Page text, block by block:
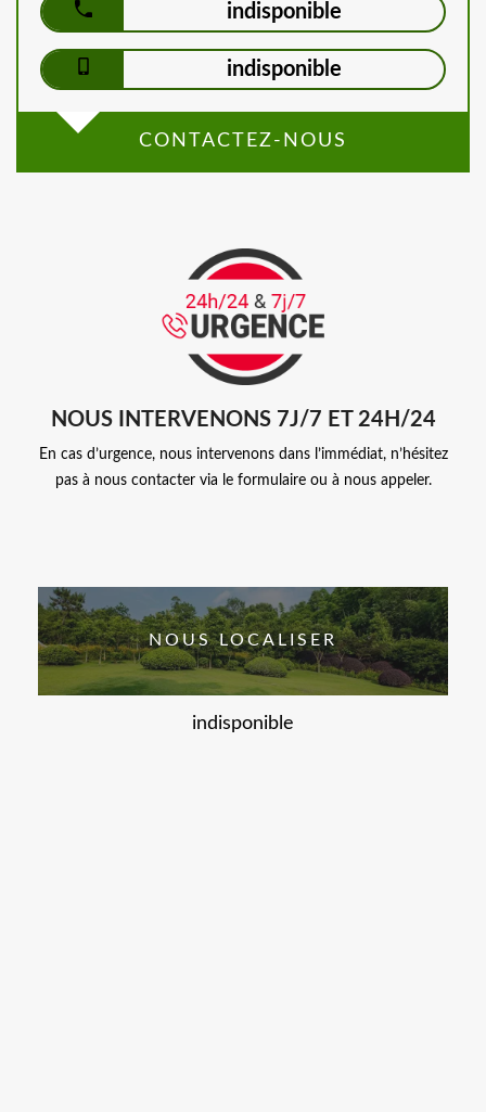
indisponible
indisponible
CONTACTEZ-NOUS
NOUS INTERVENONS 7J/7 ET 24H/24
En cas d’urgence, nous intervenons dans l’immédiat, n’hésitez
pas à nous contacter via le formulaire ou à nous appeler.
NOUS LOCALISER
indisponible